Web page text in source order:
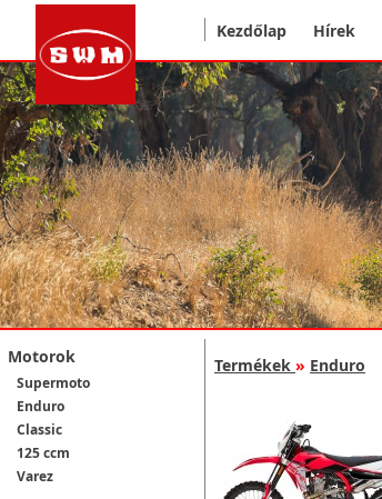
Kezdőlap Hírek
Motorok
Supermoto
Enduro
Classic
125 ccm
Varez
Termékek » Enduro